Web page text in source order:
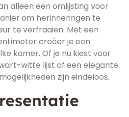
alleen een omlijsting voor
om herinneringen te
te verfraaien. Met een
creëer je een
kamer. Of je nu kiest voor
witte lijst of een elegante
zijn eindeloos.